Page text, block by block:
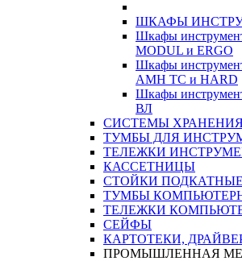
ШКАФЫ
Шкафы
MODUL и ERGO
Шкафы
АМН ТС и HARD
Шкафы
ВЛ
СИСТЕМЫ
ТУМБЫ ДЛЯ
ТЕЛЕЖКИ
КАССЕТНИЦЫ
СТОЙКИ ПОДКАТНЫЕ
ТУМБЫ
ТЕЛЕЖКИ
СЕЙФЫ
КАРТОТЕКИ,
ПРОМЫШЛЕННАЯ